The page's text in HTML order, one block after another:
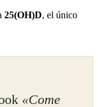
25(OH)D, el único
«Come